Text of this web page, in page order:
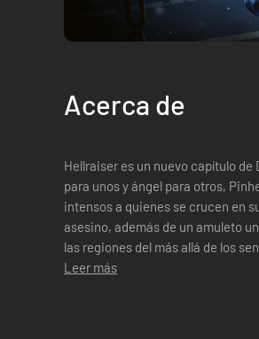
Acerca de
Hellraiser es un nuevo capítulo de Dead by Daylight que incluye un asesino, Pinhead. Demonio
para unos y ángel para otros,
intensos a quienes se crucen en
asesino, además de un amuleto universal exclusivo.
las regiones del más allá de los
placer y el dolor.Cuand...
Leer más